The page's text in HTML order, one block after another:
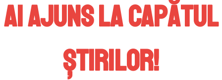
Ai ajuns la capătul
știrilor!